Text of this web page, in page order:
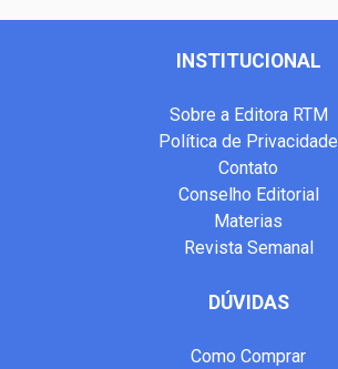
INSTITUCIONAL
Sobre a Editora RTM
Política de Privacidade
Contato
Conselho Editorial
Materias
Revista Semanal
DÚVIDAS
Como Comprar